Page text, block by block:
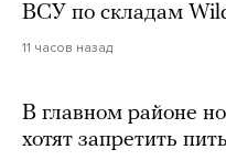
ВСУ по складам
11 часов назад
В главном районе
хотят запретить